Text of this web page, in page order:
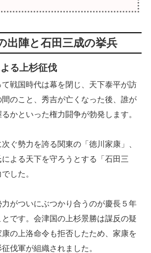
出陣と石田三成の挙兵
る上杉征伐
戦国時代は幕を閉じ、天下泰平が訪
のこと、秀吉が亡くなった後、誰が
かといった権力闘争が勃発します。
ぐ勢力を誇る関東の「徳川家康」、
による天下を守ろうとする「石田三
した。
がついにぶつかり合うのが慶長５年
とです。会津国の上杉景勝は謀反の疑
の上洛命令も拒否したため、家康を
伐軍が組織されました。